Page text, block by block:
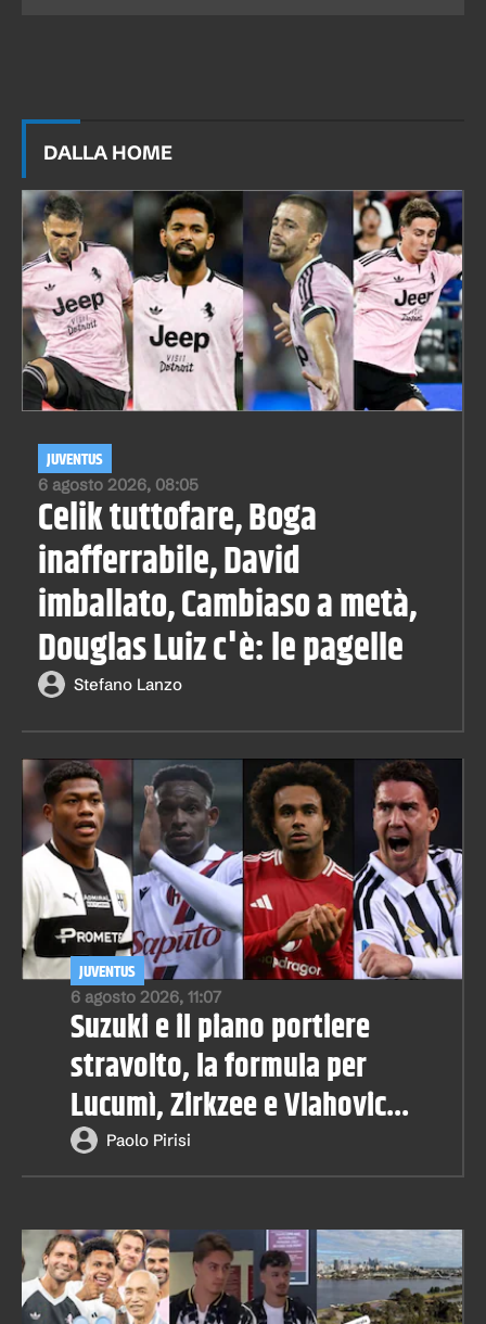
DALLA HOME
6 agosto 2026, 08:05
JUVENTUS
Celik tuttofare, Boga
inafferrabile, David
imballato, Cambiaso a metà,
Douglas Luiz c'è: le pagelle
Stefano Lanzo
6 agosto 2026, 11:07
JUVENTUS
Suzuki e il piano portiere
stravolto, la formula per
Lucumì, Zirkzee e Vlahovic...
Paolo Pirisi